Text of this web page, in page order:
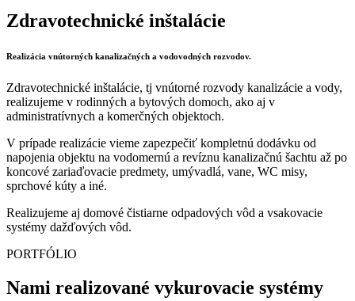
Zdravotechnické inštalácie
Realizácia vnútorných kanalizačných a vodovodných rozvodov.
Zdravotechnické inštalácie, tj vnútorné rozvody kanalizácie a vody,
realizujeme v rodinných a bytových domoch, ako aj v
administratívnych a komerčných objektoch.
V prípade realizácie vieme zapezpečiť kompletnú dodávku od
napojenia objektu na vodomernú a revíznu kanalizačnú šachtu až po
koncové zariaďovacie predmety, umývadlá, vane, WC misy,
sprchové kúty a iné.
Realizujeme aj domové čistiarne odpadových vôd a vsakovacie
systémy dažďových vôd.
PORTFÓLIO
Nami realizované vykurovacie systémy